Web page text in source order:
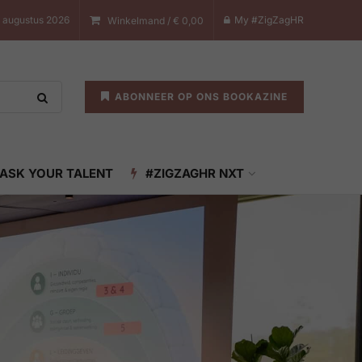
2026 Winkelmand / € 0,00 My #ZigZagHR
ABONNEER OP ONS BOOKAZINE
YOUR TALENT #ZIGZAGHR NXT